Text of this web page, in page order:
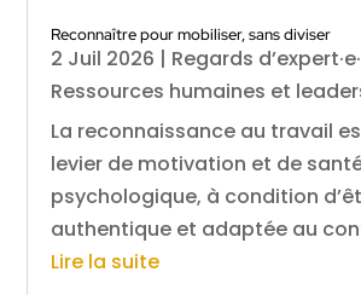
Reconnaître pour mobiliser, sans diviser
2 Juil 2026 | Regards
Ressources humaines et
La reconnaissance au travail
levier de motivation et de
psychologique, à condition
authentique et adaptée au
Lire la suite